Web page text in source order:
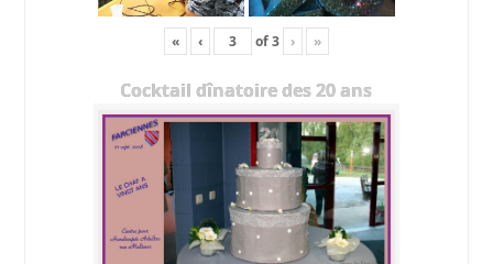
« ‹ of3 › »
Cocktail dînatoire des 20 ans